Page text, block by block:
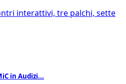
interattivi, tre palchi, sette
in Audizi...